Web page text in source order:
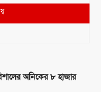
অনিকের ৮ হাজার